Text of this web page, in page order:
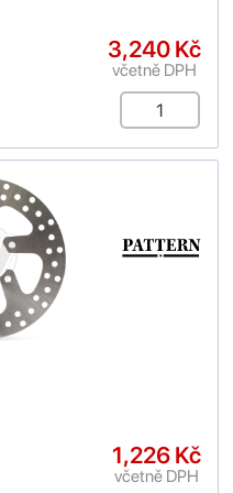
3,240 Kč
včetně DPH
1,226 Kč
včetně DPH